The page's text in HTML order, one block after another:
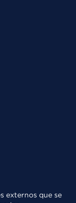
externos que se